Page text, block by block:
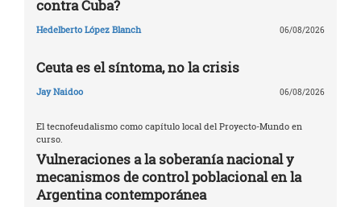
contra Cuba?
Hedelberto López Blanch 06/08/2026
Ceuta es el síntoma, no la crisis
Jay Naidoo 06/08/2026
El tecnofeudalismo como capítulo local del Proyecto-Mundo en
curso.
Vulneraciones a la soberanía nacional y
mecanismos de control poblacional en la
Argentina contemporánea